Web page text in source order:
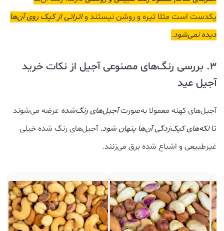
یکدست است مثلا تیره و روشن نیستند واثراتی از کپک روی آن‌ها
دیده نمی‌شود.
3. بررسی رنگ‌های مصنوعی آجیل از نکات خرید
آجیل عید
آجیل‌های کهنه معمولا به‌صورتآجیل‌های رنگ‌شده عرضه می‌شوند
تالکه‌های کپک‌زدگی آن‌ها پنهان شود.آجیل‌های رنگ شده خیلی
غیرطبیعی و اشباع شده برق می‌زنند.